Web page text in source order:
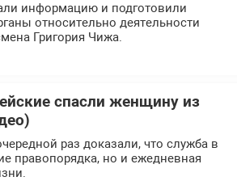
информацию и подготовили
относительно деятельности
Григория Чижа.
спасли женщину из
раз доказали, что служба в
правопорядка, но и ежедневная